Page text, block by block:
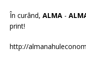
În curând, ALMA -
print!
http://